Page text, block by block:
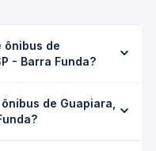
ônibus de
- Barra Funda?
podendo variar
(convencional,
de Guapiara,